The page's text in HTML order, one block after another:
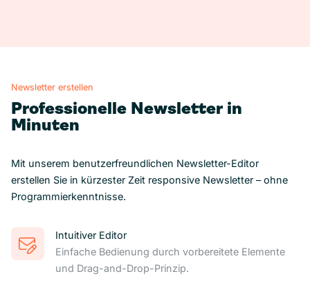
Newsletter erstellen
Professionelle Newsletter in
Minuten
Mit unserem benutzerfreundlichen Newsletter-Editor
erstellen Sie in kürzester Zeit responsive Newsletter – ohne
Programmierkenntnisse.
Intuitiver Editor
Einfache Bedienung durch vorbereitete Elemente
und Drag-and-Drop-Prinzip.